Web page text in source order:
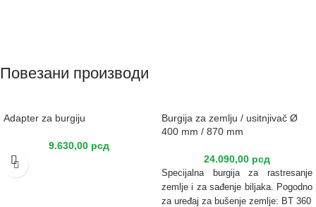
Повезани производи
Adapter za burgiju
9.630,00 рсд
Burgija za zemlju / usitnjivač Ø
400 mm / 870 mm
24.090,00 рсд
Specijalna burgija za rastresanje
zemlje i za sađenje biljaka. Pogodno
za uređaj za bušenje zemlje: BT 360